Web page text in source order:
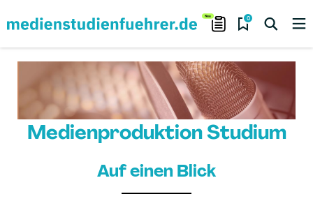
0
Medienproduktion Studium
Auf einen Blick